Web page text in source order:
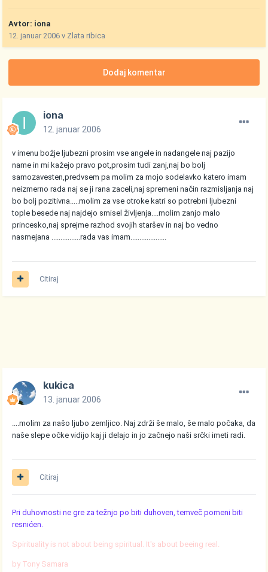
Avtor: iona
12. januar 2006 v Zlata ribica
Dodaj komentar
iona
12. januar 2006
v imenu božje ljubezni prosim vse angele in nadangele naj pazijo
name in mi kažejo pravo pot,prosim tudi zanj,naj bo bolj
samozavesten,predvsem pa molim za mojo sodelavko katero imam
neizmerno rada naj se ji rana zaceli,naj spremeni način razmisljanja naj
bo bolj pozitivna.....molim za vse otroke katri so potrebni ljubezni
tople besede naj najdejo smisel življenja....molim zanjo malo
princesko,naj sprejme razhod svojih staršev in naj bo vedno
nasmejana ................rada vas imam....................
Citiraj
kukica
13. januar 2006
....molim za našo ljubo zemljico. Naj zdrži še malo, še malo počaka, da
naše slepe očke vidijo kaj ji delajo in jo začnejo naši srčki imeti radi.
Citiraj
Pri duhovnosti ne gre za težnjo po biti duhoven, temveč pomeni biti
resnićen.
Spirituality is not about being spiritual. It's about beeing real.
by Tony Samara